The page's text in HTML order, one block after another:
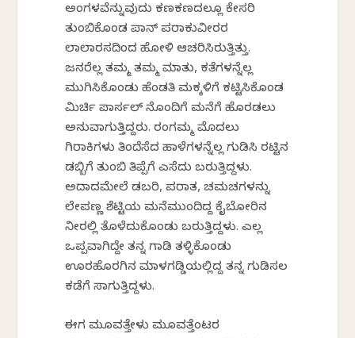
ಅಂಗಳವೆನ್ನುವುದು ಕಣಕಣದಲ್ಲೂ ಕೇಸರಿ
ತುಂಬಿಕೊಂಡ ಪಾನ್ ಪರಾಕುವೀರರ
ಲಾಲಾರಸದಿಂದ ಹೋಳಿ ಆಚರಿಸಿರುತ್ತಿತ್ತು.
ಜನರೆಲ್ಲ ತಮ್ಮ ತಮ್ಮ ಮಾತು, ಕತೆಗಳನ್ನೆಲ್ಲ
ಮುಗಿಸಿಕೊಂಡು ಹೆಂಡತಿ ಮಕ್ಕಳಿಗೆ ಕಟ್ಟಿಸಿಕೊಂಡ
ಮಿರ್ಚಿ ಪಾರ್ಸಲ್ ನೊಂದಿಗೆ ಮನೆಗೆ ಹೊರಡಲು
ಅನುವಾಗುತ್ತಿದ್ದರು. ರಂಗಮ್ಮ ಮೊದಲು
ಗಿರಾಕಿಗಳು ತಿಂದೆಸೆದ ಹಾಳೆಗಳನ್ನೆಲ್ಲ ಗುಡಿಸಿ ರಟ್ಟಿನ
ಡಬ್ಬಿಗೆ ತುಂಬಿ ತಿಪ್ಪೆಗೆ ಎಸೆದು ಬರುತ್ತಿದ್ದಳು.
ಅದಾದಮೇಲೆ ಡಬರಿ, ಪರಾತ, ಚಮಚಗಳನ್ನು
ಲೇಪಣ್ಣ ಶೆಟ್ಟಿಯ ಮನೆಮುಂದಿದ್ದ ಕೈಬೋರಿನ
ನೀರಲ್ಲಿ ತೊಳೆದುಕೊಂಡು ಬರುತ್ತಿದ್ದಳು. ಎಲ್ಲ
ಒಪ್ಪವಾಗಿದ್ದೇ ತನ್ನ ಗಾಡಿ ತಳ್ಳಿಕೊಂಡು
ಊರಹೊರಗಿನ ಮಾಳಗಡ್ಡಿಯಲ್ಲಿದ್ದ ತನ್ನ ಗುಡಿಸಲ
ಕಡೆಗೆ ಸಾಗುತ್ತಿದ್ದಳು.
ಈಗ ಮೂವತ್ತೇಳು ಮೂವತ್ತೆಂಟರ